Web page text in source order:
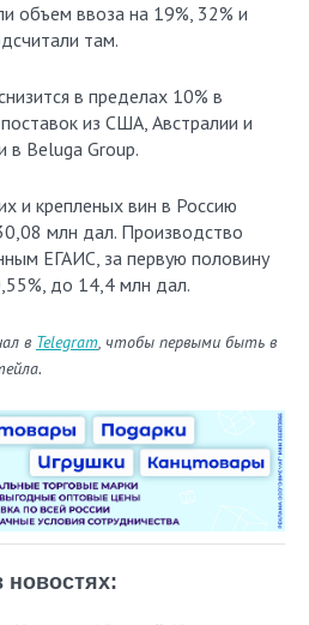
объем ввоза на 19%, 32% и
там.
в пределах 10% в
из США, Австралии и
в Beluga Group.
и крепленых вин в Россию
млн дал. Производство
ЕГАИС, за первую половину
до 14,4 млн дал.
в Telegram, чтобы первыми быть в
новостях: